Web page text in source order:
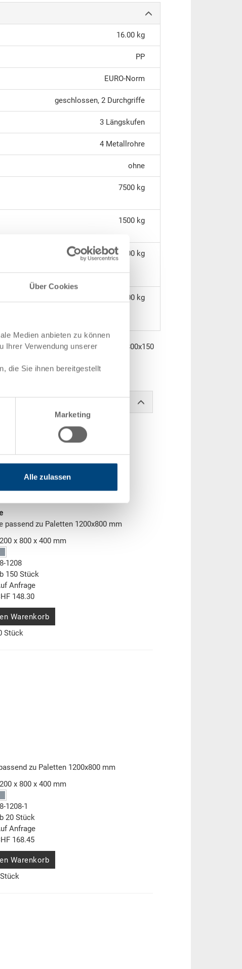
Über Cookies
Medien anbieten zu können
Ihrer Verwendung unserer
die Sie ihnen bereitgestellt
Marketing
Alle zulassen
16.00 kg
PP
EURO-Norm
geschlossen, 2 Durchgriffe
3 Längskufen
4 Metallrohre
ohne
7500 kg
1500 kg
500 kg
1300 kg
silbergrau RAL 7001, aussen 1200x800x150
geschlossen, 2 Durchgriffe, ohne
passend zu Paletten 1200x800 mm
x 800 x 400 mm
1208
150 Stück
Anfrage
148.30
Warenkorb
Stück
zu Paletten 1200x800 mm
x 800 x 400 mm
1208-1
20 Stück
Anfrage
168.45
Warenkorb